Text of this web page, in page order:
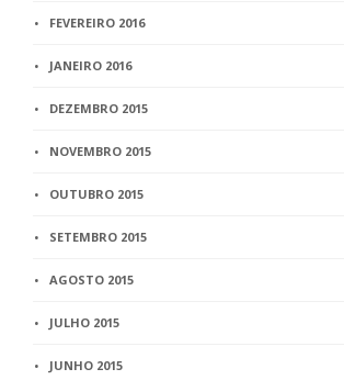
FEVEREIRO 2016
JANEIRO 2016
DEZEMBRO 2015
NOVEMBRO 2015
OUTUBRO 2015
SETEMBRO 2015
AGOSTO 2015
JULHO 2015
JUNHO 2015